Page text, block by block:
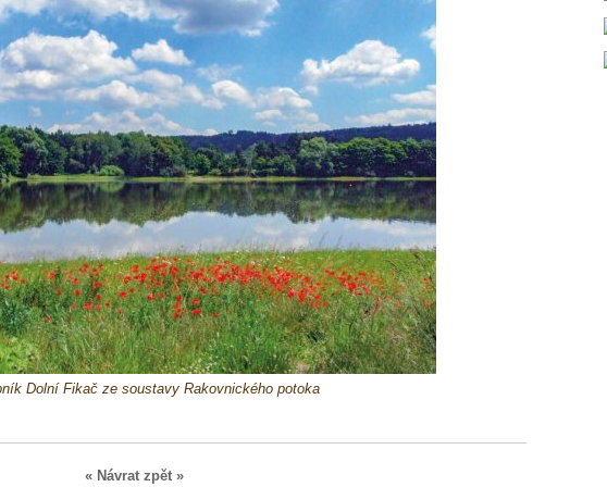
Dolní Fikač ze soustavy Rakovnického potoka
« Návrat zpět »